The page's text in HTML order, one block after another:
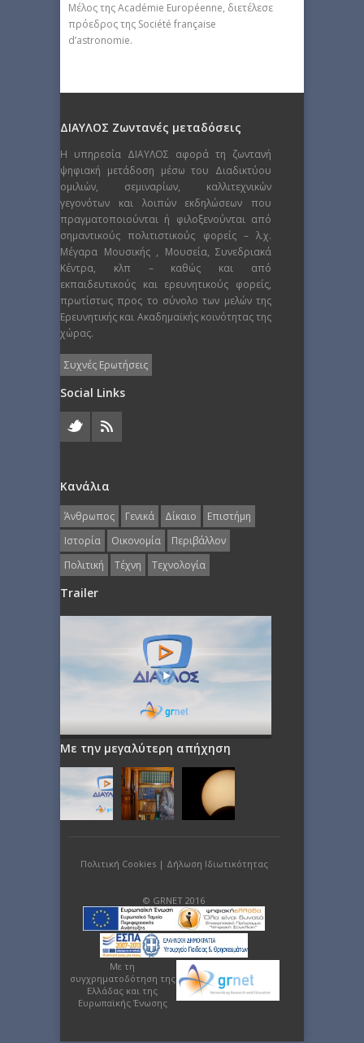
Μέλος της Académie Européenne, διετέλεσε
πρόεδρος της Société française
d’astronomie.
ΔΙΑΥΛΟΣ Ζωντανές μεταδόσεις
Η υπηρεσία ΔΙΑΥΛΟΣ αφορά τη ζωντανή
ψηφιακή μετάδοση μέσω του Διαδικτύου
ομιλιών, σεμιναρίων, καλλιτεχνικών
γεγονότων και λοιπών εκδηλώσεων που
πραγματοποιούνται ή φιλοξενούνται από
σημαντικούς πολιτιστικούς φορείς – λ.χ.
Μέγαρα Μουσικής , Μουσεία, Συνεδριακά
Κέντρα, κλπ – καθώς και από
εκπαιδευτικούς και ερευνητικούς φορείς,
πρωτίστως προς το σύνολο των μελών της
Ερευνητικής και Ακαδημαϊκής κοινότητας της
χώρας.
Συχνές Ερωτήσεις
Social Links
Κανάλια
Άνθρωπος Γενικά Δίκαιο
Επιστήμη
Ιστορία
Οικονομία
Περιβάλλον
Πολιτική
Τέχνη Τεχνολογία
Trailer
Με την μεγαλύτερη απήχηση
Πολιτική Cookies| Δήλωση Ιδιωτικότητας
© GRNET 2016
Με τη
συγχρηματοδότηση της
Ελλάδας και της
Ευρωπαϊκής Ένωσης